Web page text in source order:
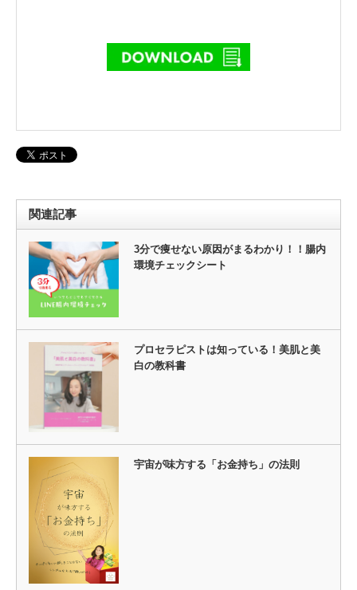
関連記事
3分で痩せない原因がまるわかり！！腸内
環境チェックシート
プロセラピストは知っている！美肌と美
白の教科書
宇宙が味方する「お金持ち」の法則